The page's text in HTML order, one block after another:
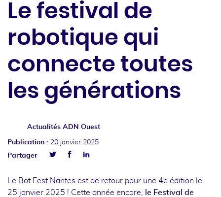
Le festival de
robotique qui
connecte toutes
les générations
Actualités ADN Ouest
Publication : 20 janvier 2025
Partager
FacebookLinkedin
Le Bot Fest Nantes est de retour pour une 4e édition le
25 janvier 2025 ! Cette année encore,
le Festival de